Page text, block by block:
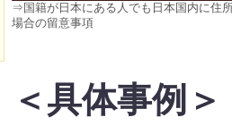
⇒国籍が日本にある人でも日本国内に住
場合の留意事項
＜具体事例＞